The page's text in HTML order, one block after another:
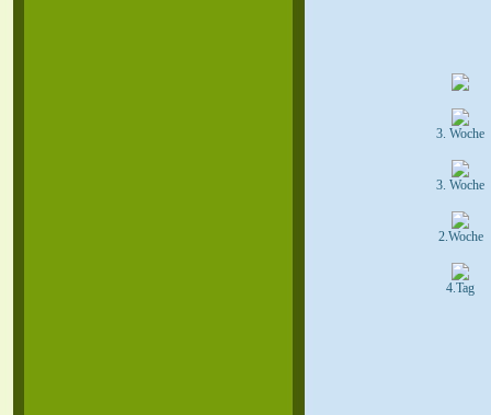
3. Woche
3. Woche
2.Woche
4.Tag